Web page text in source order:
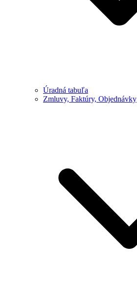
Úradná tabuľa
Zmluvy, Faktúry, Objednávky